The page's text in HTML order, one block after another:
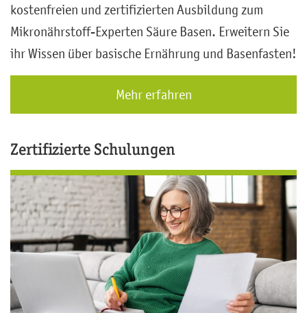
kostenfreien und zertifizierten Ausbildung zum
Mikronährstoff-Experten Säure Basen. Erweitern Sie
ihr Wissen über basische Ernährung und Basenfasten!
Mehr erfahren
Zertifizierte Schulungen